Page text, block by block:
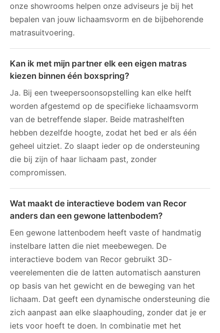
onze showrooms helpen onze adviseurs je bij het
bepalen van jouw lichaamsvorm en de bijbehorende
matrasuitvoering.
Kan ik met mijn partner elk een eigen matras
kiezen binnen één boxspring?
Ja. Bij een tweepersoonsopstelling kan elke helft
worden afgestemd op de specifieke lichaamsvorm
van de betreffende slaper. Beide matrashelften
hebben dezelfde hoogte, zodat het bed er als één
geheel uitziet. Zo slaapt ieder op de ondersteuning
die bij zijn of haar lichaam past, zonder
compromissen.
Wat maakt de interactieve bodem van Recor
anders dan een gewone lattenbodem?
Een gewone lattenbodem heeft vaste of handmatig
instelbare latten die niet meebewegen. De
interactieve bodem van Recor gebruikt 3D-
veerelementen die de latten automatisch aansturen
op basis van het gewicht en de beweging van het
lichaam. Dat geeft een dynamische ondersteuning die
zich aanpast aan elke slaaphouding, zonder dat je er
iets voor hoeft te doen. In combinatie met het